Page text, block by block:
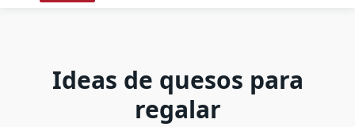
Ideas de quesos para
regalar